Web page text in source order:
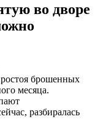
во дворе
брошенных
месяца.
разбиралась